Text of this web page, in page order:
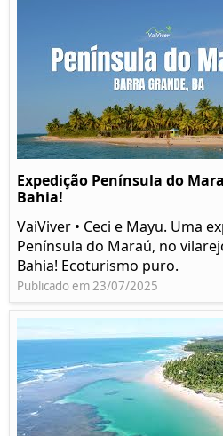
Expedição Península do
Bahia!
VaiViver • Ceci e Mayu. Uma
Península do Maraú, no
Bahia! Ecoturismo puro.
Publicado em 23/07/2025